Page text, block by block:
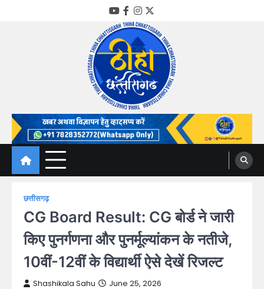
YouTube
Facebook
Instagram
Twitter
Thiha Chhattisgarh
गोठ जन-जन के
छत्तीसगढ़
CG Board Result: CG बोर्ड ने जारी
किए पुनर्गणना और पुनर्मूल्यांकन के नतीजे,
10वीं-12वीं के विद्यार्थी ऐसे देखें रिजल्ट
Shashikala Sahu June 25, 2026